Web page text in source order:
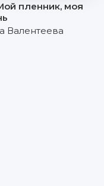
пленник, моя
Валентеева